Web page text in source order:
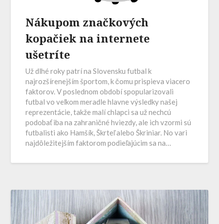
Nákupom značkových
kopačiek na internete
ušetríte
Už dlhé roky patrí na Slovensku futbal k
najrozšírenejším športom, k čomu prispieva viacero
faktorov. V poslednom období spopularizovali
futbal vo veľkom meradle hlavne výsledky našej
reprezentácie, takže malí chlapci sa už nechcú
podobať iba na zahraničné hviezdy, ale ich vzormi sú
futbalisti ako Hamšík, Škrteľ alebo Škriniar. No vari
najdôležitejším faktorom podieľajúcim sa na…